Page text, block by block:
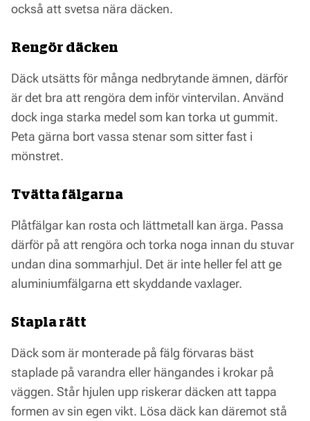
också att svetsa nära däcken.
Rengör däcken
Däck utsätts för många nedbrytande ämnen, därför
är det bra att rengöra dem inför vintervilan. Använd
dock inga starka medel som kan torka ut gummit.
Peta gärna bort vassa stenar som sitter fast i
mönstret.
Tvätta fälgarna
Plåtfälgar kan rosta och lättmetall kan ärga. Passa
därför på att rengöra och torka noga innan du stuvar
undan dina sommarhjul. Det är inte heller fel att ge
aluminiumfälgarna ett skyddande vaxlager.
Stapla rätt
Däck som är monterade på fälg förvaras bäst
staplade på varandra eller hängandes i krokar på
väggen. Står hjulen upp riskerar däcken att tappa
formen av sin egen vikt. Lösa däck kan däremot stå